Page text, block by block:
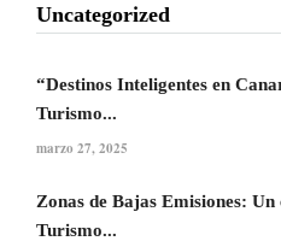
Uncategorized
“Destinos Inteligentes en
Turismo...
marzo 27, 2025
Zonas de Bajas Emisiones:
Turismo...